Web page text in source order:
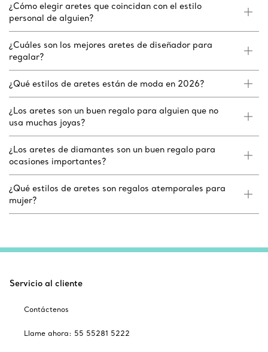
¿Cómo elegir aretes que coincidan con el estilo
personal de alguien?
¿Cuáles son los mejores aretes de diseñador para
regalar?
¿Qué estilos de aretes están de moda en 2026?
¿Los aretes son un buen regalo para alguien que no
usa muchas joyas?
¿Los aretes de diamantes son un buen regalo para
ocasiones importantes?
¿Qué estilos de aretes son regalos atemporales para
mujer?
Servicio al cliente
Contáctenos
Llame ahora: 55 55281 5222